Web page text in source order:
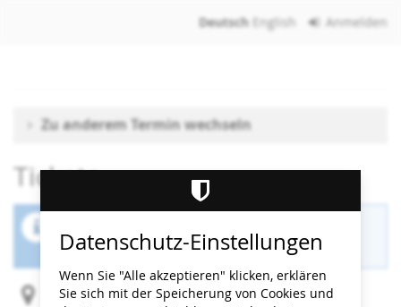
Deutsch English Anmelden
Zu anderem Termin wechseln
Tickets
ist beendet.
Heidi Horten Collection
Datenschutz-Einstellungen
Wenn Sie "Alle akzeptieren" klicken, erklären
Sie sich mit der Speicherung von Cookies und